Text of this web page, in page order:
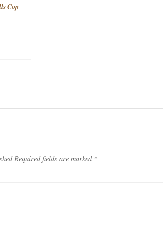
Cop
Required fields are marked *